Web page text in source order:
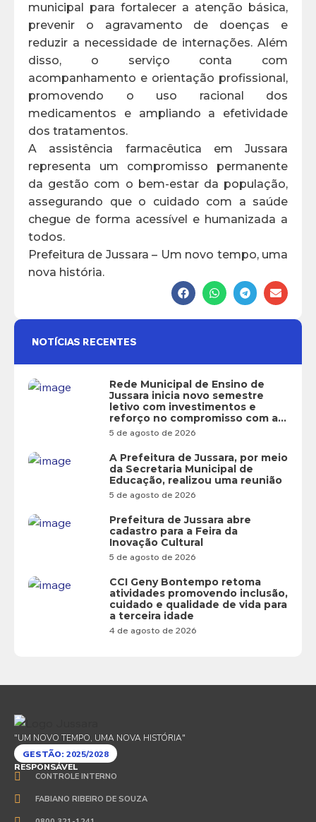
municipal para fortalecer a atenção básica,
prevenir o agravamento de doenças e
reduzir a necessidade de internações. Além
disso, o serviço conta com
acompanhamento e orientação profissional,
promovendo o uso racional dos
medicamentos e ampliando a efetividade
dos tratamentos.
A assistência farmacêutica em Jussara
representa um compromisso permanente
da gestão com o bem-estar da população,
assegurando que o cuidado com a saúde
chegue de forma acessível e humanizada a
todos.
Prefeitura de Jussara – Um novo tempo, uma
nova história.
NOTÍCIAS RECENTES
Rede Municipal de Ensino de
Jussara inicia novo semestre
letivo com investimentos e
reforço no compromisso com a
educação
5 de agosto de 2026
A Prefeitura de Jussara, por meio
da Secretaria Municipal de
Educação, realizou uma reunião
5 de agosto de 2026
Prefeitura de Jussara abre
cadastro para a Feira da
Inovação Cultural
5 de agosto de 2026
CCI Geny Bontempo retoma
atividades promovendo inclusão,
cuidado e qualidade de vida para
a terceira idade
4 de agosto de 2026
"UM NOVO TEMPO, UMA NOVA HISTÓRIA"
GESTÃO:2025/2028
RESPONSÁVEL
CONTROLE INTERNO
FABIANO RIBEIRO DE SOUZA